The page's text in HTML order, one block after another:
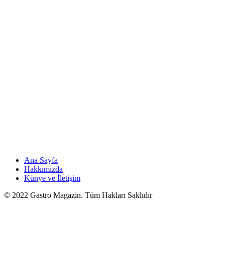
Ana Sayfa
Hakkımızda
Künye ve İletişim
© 2022 Gastro Magazin. Tüm Hakları Saklıdır